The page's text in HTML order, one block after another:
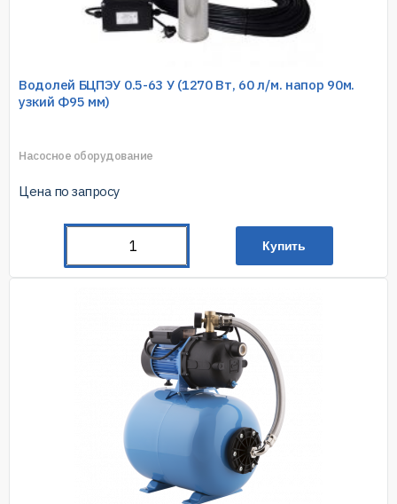
Водолей БЦПЭУ 0.5-63 У (1270 Вт, 60 л/м. напор 90м.
узкий Ф95 мм)
Насосное оборудование
Цена по запросу
Купить